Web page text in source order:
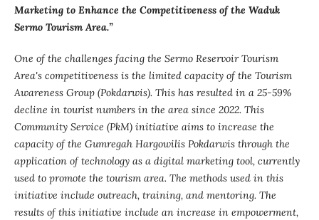
Marketing to Enhance the Competitiveness of the Waduk
Sermo Tourism Area.”
One of the challenges facing the Sermo Reservoir Tourism
Area's competitiveness is the limited capacity of the Tourism
Awareness Group (Pokdarwis). This has resulted in a 25-59%
decline in tourist numbers in the area since 2022. This
Community Service (PkM) initiative aims to increase the
capacity of the Gumregah Hargowilis Pokdarwis through the
application of technology as a digital marketing tool, currently
used to promote the tourism area. The methods used in this
initiative include outreach, training, and mentoring. The
results of this initiative include an increase in empowerment,